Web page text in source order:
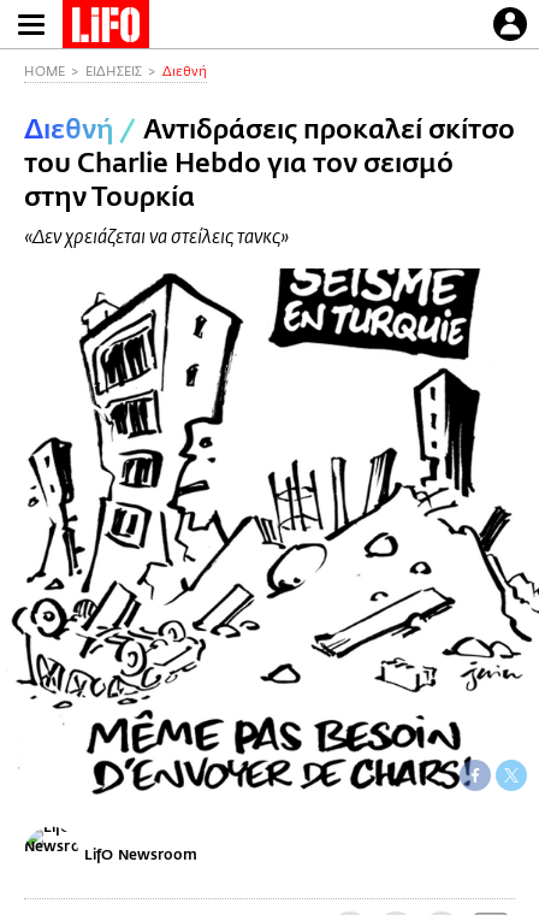
Παράκαμψη
προς
περιεχόμενο
HOME ΕΙΔΗΣΕΙΣ Διεθνή
Διεθνή / Αντιδράσεις προκαλεί σκίτσο
του Charlie Hebdo για τον σεισμό
στην Τουρκία
«Δεν χρειάζεται να στείλεις τανκς»
LifO Newsroom